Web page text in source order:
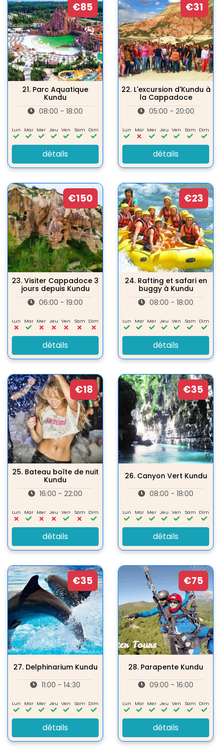
€85
21. Parc Aquatique
Kundu
08:00 - 18:00
Lun Mar Mer Jeu Ven Sam Dim
détails
€31
22. L'excursion d'Kundu à
la Cappadoce
05:00 - 20:00
Lun Mar Mer Jeu Ven Sam Dim
détails
€150
23. Visiter Cappadoce 3
jours depuis Kundu
06:00 - 19:00
Lun Mar Mer Jeu Ven Sam Dim
détails
€23
24. Rafting et safari en
buggy à Kundu
08:00 - 18:00
Lun Mar Mer Jeu Ven Sam Dim
détails
€18
25. Bateau boîte de nuit
Kundu
16:00 - 22:00
Lun Mar Mer Jeu Ven Sam Dim
détails
€35
26. Canyon Vert Kundu
08:00 - 18:00
Lun Mar Mer Jeu Ven Sam Dim
détails
€35
27. Delphinarium Kundu
11:00 - 14:30
Lun Mar Mer Jeu Ven Sam Dim
détails
€75
28. Parapente Kundu
09:00 - 16:00
Lun Mar Mer Jeu Ven Sam Dim
détails